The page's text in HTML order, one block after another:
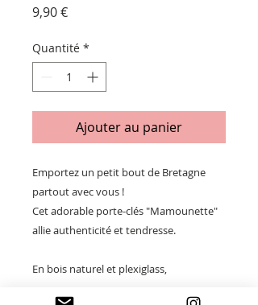
9,90 €Prix
Quantité *
Ajouter au panier
Emportez un petit bout de Bretagne
partout avec vous !
Cet adorable porte-clés "Mamounette"
allie authenticité et tendresse.
En bois naturel et plexiglass,